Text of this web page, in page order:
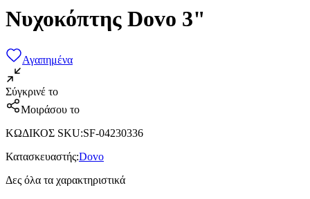
Νυχοκόπτης Dovo 3"
Αγαπημένα
Σύγκρινέ το
Μοιράσου το
ΚΩΔΙΚΟΣ SKU:SF-04230336
Κατασκευαστής:Dovo
Δες όλα τα χαρακτηριστικά